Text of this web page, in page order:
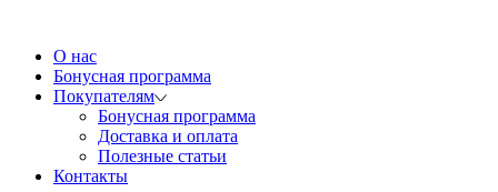
О нас
Бонусная программа
Покупателям
Бонусная программа
Доставка и оплата
Полезные статьи
Контакты